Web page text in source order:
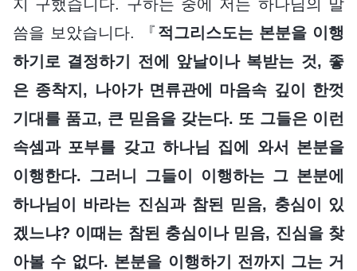
지 구했습니다. 구하는 중에 저는 하나님의 말
씀을 보았습니다. 『 적그리스도는 본분을 이행
하기로 결정하기 전에 앞날이나 복받는 것, 좋
은 종착지, 나아가 면류관에 마음속 깊이 한껏
기대를 품고, 큰 믿음을 갖는다. 또 그들은 이런
속셈과 포부를 갖고 하나님 집에 와서 본분을
이행한다. 그러니 그들이 이행하는 그 본분에
하나님이 바라는 진심과 참된 믿음, 충심이 있
겠느냐? 이때는 참된 충심이나 믿음, 진심을 찾
아볼 수 없다. 본분을 이행하기 전까지 그는 거